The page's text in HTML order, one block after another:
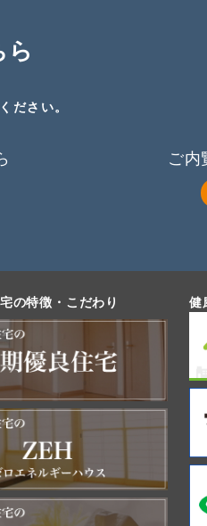
ら
ださい。
ご内
の特徴・こだわり 健